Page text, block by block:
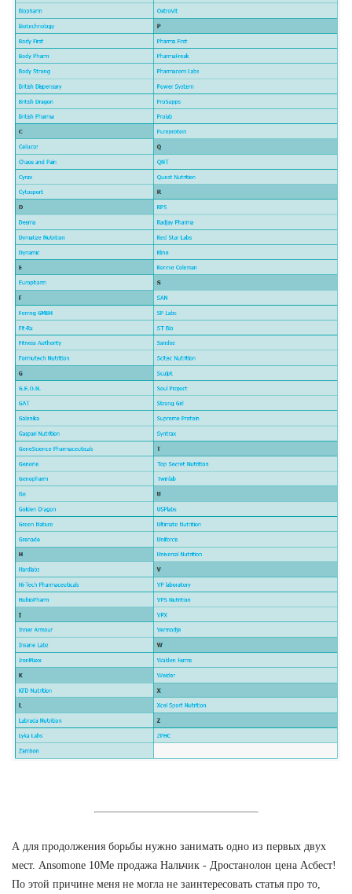
А для продолжения борьбы нужно занимать одно из первых двух
мест. Ansomone 10Me продажа Нальчик - Дростанолон цена Асбест!
По этой причине меня не могла не заинтересовать статья про то,